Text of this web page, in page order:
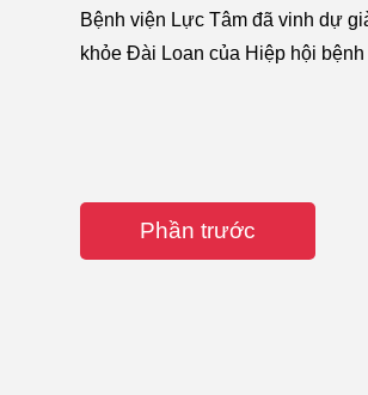
Bệnh viện Lực Tâm đã vinh dự
khỏe Đài Loan của Hiệp hội
Phần trước